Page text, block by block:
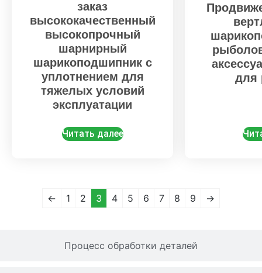
Процесс обработки деталей
заказ
высококачественный
высокопрочный
шарнирный
шарикоподшипник с
уплотнением для
тяжелых условий
эксплуатации
Читать далее
для
← 1 2 3 4 5 6 7 8 9 →